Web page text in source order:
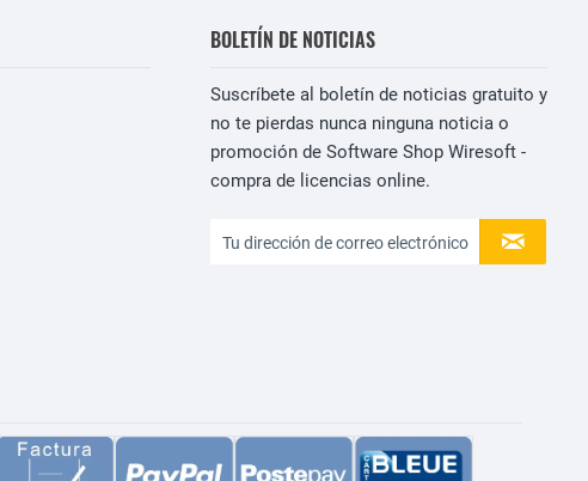
BOLETÍN DE NOTICIAS
Suscríbete al boletín de noticias gratuito y
no te pierdas nunca ninguna noticia o
promoción de Software Shop Wiresoft -
compra de licencias online.